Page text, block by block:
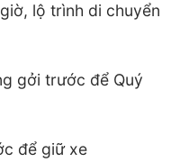
lộ trình di chuyển
gởi trước để Quý
để giữ xe